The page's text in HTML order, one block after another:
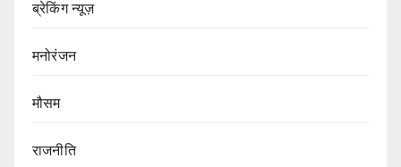
ब्रेकिंग न्यूज़
मनोरंजन
मौसम
राजनीति